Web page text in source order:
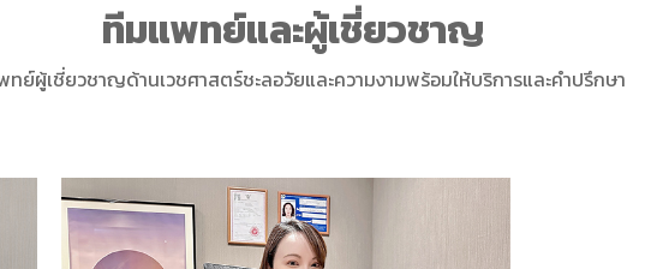
ทีมแพทย์และผู้เชี่ยวชาญ
ย์ผู้เชี่ยวชาญด้านเวชศาสตร์ชะลอวัยและความงามพร้อมให้บริการและคำปรึกษา